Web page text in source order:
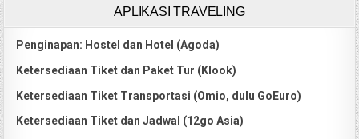
APLIKASI TRAVELING
Penginapan: Hostel dan Hotel (Agoda)
Ketersediaan Tiket dan Paket Tur (Klook)
Ketersediaan Tiket Transportasi (Omio, dulu GoEuro)
Ketersediaan Tiket dan Jadwal (12go Asia)